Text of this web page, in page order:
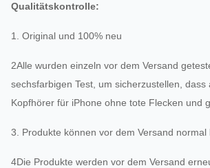
Qualitätskontrolle:
1. Original und 100% neu
2Alle wurden einzeln vor dem Versand
sechsfarbigen Test, um sicherzustellen, dass
Kopfhörer für iPhone ohne tote Flecken und
3. Produkte können vor dem Versand normal
4Die Produkte werden vor dem Versand